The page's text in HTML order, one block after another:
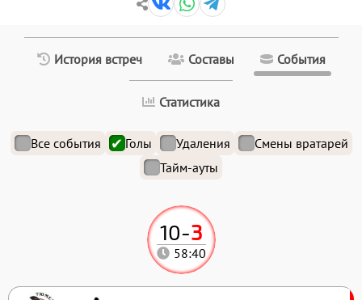
История встреч Составы События
Статистика
Все события Голы Удаления
Смены вратарей
Тайм-ауты
10-3
58:40